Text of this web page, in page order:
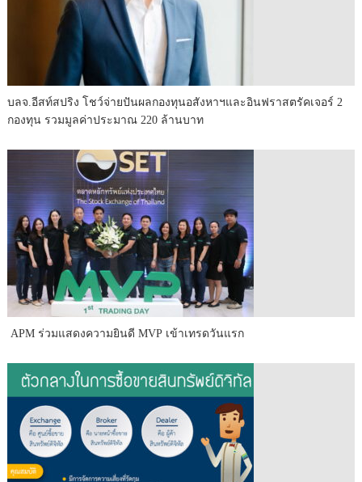
บลจ.อีสท์สปริง โชว์จ่ายปันผลกองทุนอสังหาฯและอินฟราสตรัคเจอร์ 2
กองทุน รวมมูลค่าประมาณ 220 ล้านบาท
APM ร่วมแสดงความยินดี MVP เข้าเทรดวันแรก